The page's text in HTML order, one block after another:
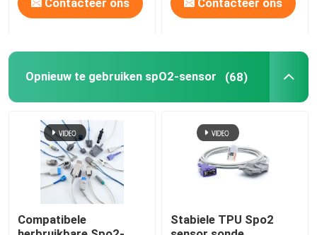
Contacteer ons Contacteer ons
Opnieuw te gebruiken spO2-sensor (68)
Compatibele
Stabiele TPU Spo2